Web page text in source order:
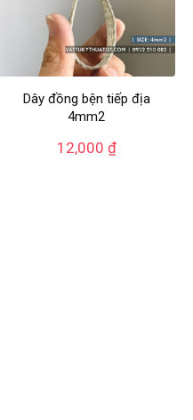
Dây đồng bện tiếp địa
4mm2
12,000 ₫